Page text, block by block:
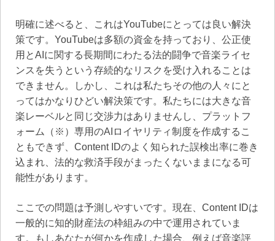
明確に述べると、これはYouTubeにとっては良い解決
策です。YouTubeは多額の資金を持っており、公正使
用とAIに関する長期間にわたる法的闘争で音楽ライセ
ンスを失うという存続的なリスクを受け入れることは
できません。しかし、これは私たちその他の人々にと
ってはかなりひどい解決策です。私たちには大きな音
楽レーベルと同じ交渉力はありませんし、プラットフ
ォーム（※）専用のAIロイヤリティ制度を作成するこ
ともできず、Content IDのよく知られた誤検出率に巻き
込まれ、法的な救済手段がまったくないままになる可
能性があります。
ここでの問題は予測しやすいです。現在、Content IDは
一般的に知的財産法の枠組みの中で運用されていま
す。もしあなたが何かを作成した場合、例えば音楽評